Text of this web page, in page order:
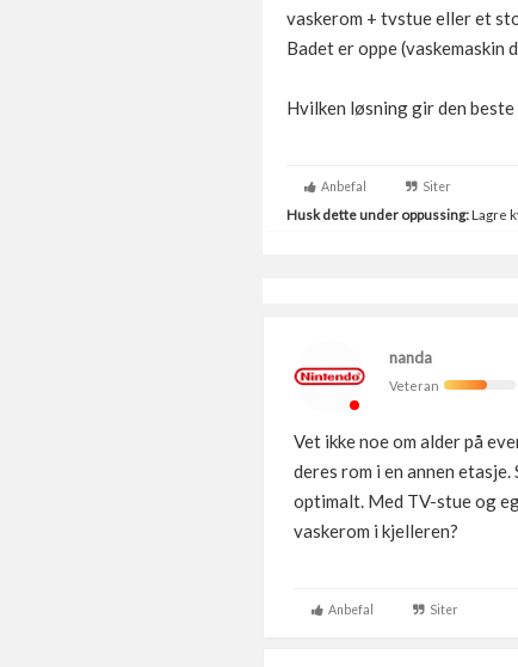
vaskerom + tvstue eller et
Badet er oppe (vaskemaskin
Hvilken løsning gir den
Anbefal Siter
Husk dette under oppussing:Lagre
nanda
Veteran
Vet ikke noe om alder på
deres rom i en annen
optimalt. Med TV-stue og
vaskerom i kjelleren?
Anbefal Siter